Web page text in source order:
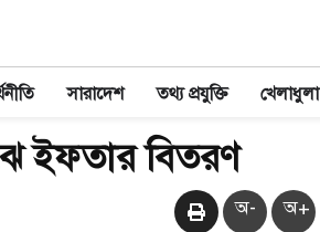
সারাদেশ তথ্য প্রযুক্তি খেলাধুলা
ইফতার বিতরণ
অ- অ+